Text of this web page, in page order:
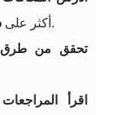
أكثر على والحدود الزمنية وحد السحب.
تحقق من طرق
اقرأ